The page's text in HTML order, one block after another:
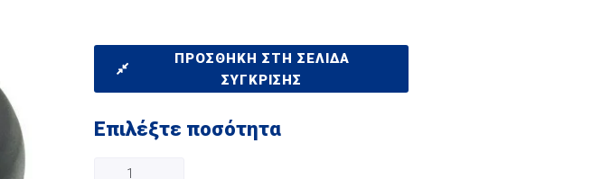
ΠΡΟΣΘΉΚΗ ΣΤΗ ΣΕΛΊΔΑ
ΣΎΓΚΡΙΣΗΣ
Επιλέξτε ποσότητα